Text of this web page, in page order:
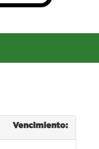
Vencimiento: